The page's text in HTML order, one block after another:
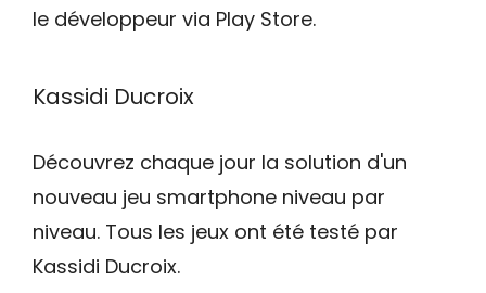
le développeur via Play Store.
Kassidi Ducroix
Découvrez chaque jour la solution d'un
nouveau jeu smartphone niveau par
niveau. Tous les jeux ont été testé par
Kassidi Ducroix.